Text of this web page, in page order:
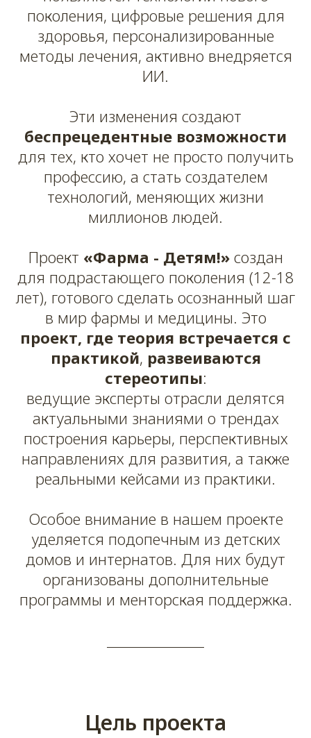
поколения, цифровые решения для
здоровья, персонализированные
методы лечения, активно внедряется
ИИ.
Эти изменения создают
беспрецедентные возможности
для тех, кто хочет не просто получить
профессию, а стать создателем
технологий, меняющих жизни
миллионов людей.
Проект «Фарма - Детям!»создан
для подрастающего поколения (12-18
лет), готового сделать осознанный шаг
в мир фармы и медицины. Это
проект, где теория встречается с
практикой, развеиваются
стереотипы:
ведущие эксперты отрасли делятся
актуальными знаниями о трендах
построения карьеры, перспективных
направлениях для развития, а также
реальными кейсами из практики.
Особое внимание в нашем проекте
уделяется подопечным из детских
домов и интернатов. Для них будут
организованы дополнительные
программы и менторская поддержка.
Цель проекта